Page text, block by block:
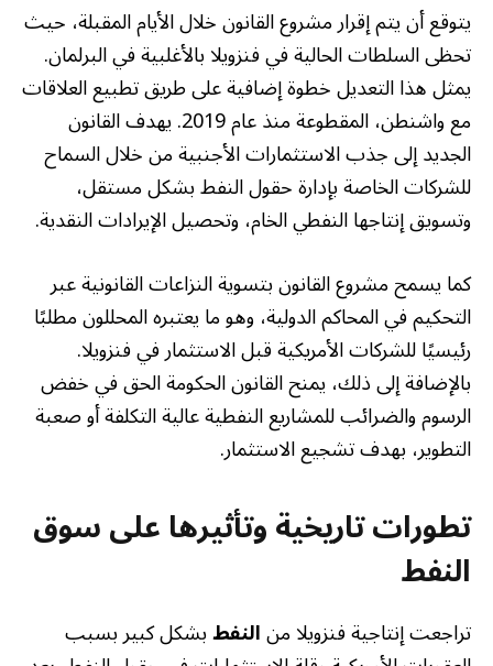
يتوقع أن يتم إقرار مشروع القانون خلال الأيام المقبلة، حيث
تحظى السلطات الحالية في فنزويلا بالأغلبية في البرلمان.
يمثل هذا التعديل خطوة إضافية على طريق تطبيع العلاقات
مع واشنطن، المقطوعة منذ عام 2019. يهدف القانون
الجديد إلى جذب الاستثمارات الأجنبية من خلال السماح
للشركات الخاصة بإدارة حقول النفط بشكل مستقل،
وتسويق إنتاجها النفطي الخام، وتحصيل الإيرادات النقدية.
كما يسمح مشروع القانون بتسوية النزاعات القانونية عبر
التحكيم في المحاكم الدولية، وهو ما يعتبره المحللون مطلبًا
رئيسيًا للشركات الأمريكية قبل الاستثمار في فنزويلا.
بالإضافة إلى ذلك، يمنح القانون الحكومة الحق في خفض
الرسوم والضرائب للمشاريع النفطية عالية التكلفة أو صعبة
التطوير، بهدف تشجيع الاستثمار.
تطورات تاريخية وتأثيرها على سوق
النفط
تراجعت إنتاجية فنزويلا منالنفطبشكل كبير بسبب